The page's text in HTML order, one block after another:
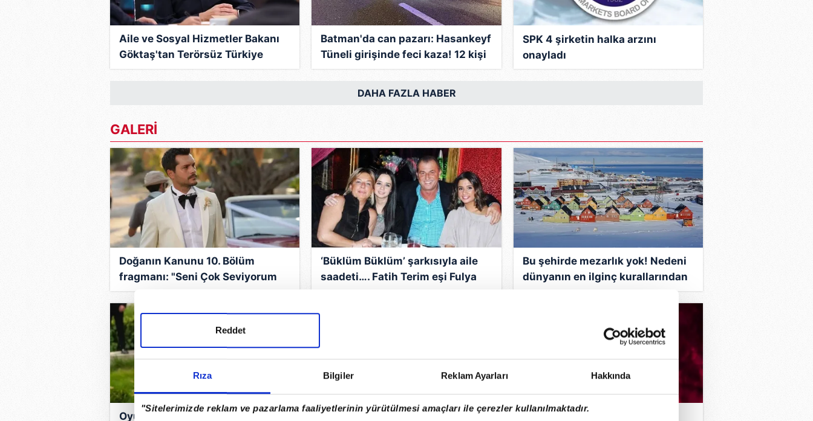
Rıza Bilgiler Reklam Ayarları Hakkında
"Sitelerimizde reklam ve pazarlama faaliyetlerinin yürütülmesi amaçları ile çerezler kullanılmaktadır.
Reddet
Aile ve Sosyal Hizmetler Bakanı
Göktaş'tan Terörsüz Türkiye
açıklaması
Batman'da can pazarı: Hasankeyf
Tüneli girişinde feci kaza! 12 kişi
yaralandı
SPK 4 şirketin halka arzını
onayladı
DAHA FAZLA HABER
GALERİ
Doğanın Kanunu 10. Bölüm
fragmanı: "Seni Çok Seviyorum
Yaman!" Doğanın kanunu yeni
bölüm fragmanı yayında
‘Büklüm Büklüm’ şarkısıyla aile
saadeti…. Fatih Terim eşi Fulya
Bu şehirde mezarlık yok! Nedeni
dünyanın en ilginç kurallarından
Oyunculuğu bıraktığı iddia
SON DAKİKA | Fenerbahçe maçı